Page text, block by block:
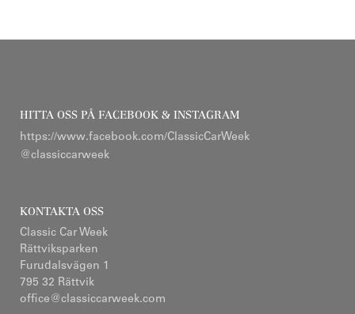
HITTA OSS PÅ FACEBOOK & INSTAGRAM
https://www.facebook.com/ClassicCarWeek
@classiccarweek
KONTAKTA OSS
Classic Car Week
Rättviksparken
Furudalsvägen 1
795 32 Rättvik
office@classiccarweek.com